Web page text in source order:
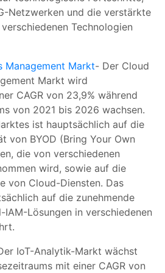
Netzwerken und die verstärkte
Technologien
Management Markt- Der Cloud
Markt wird
CAGR von 23,9% während
von 2021 bis 2026 wachsen.
ist hauptsächlich auf die
von BYOD (Bring Your Own
die von verschiedenen
wird, sowie auf die
von Cloud-Diensten. Das
auf die zunehmende
Lösungen in verschiedenen
IoT-Analytik-Markt wächst
mit einer CAGR von